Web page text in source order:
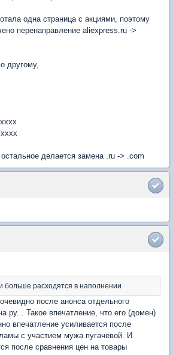
одна страница с акциями, поэтому
перенаправление aliexpress.ru ->
другому,
делается замена .ru -> .com
больше расходятся в наполнении
после анонса отдельного
ру... Такое впечатление, что его (домен)
впечатление усиливается после
с участием мужа пугачёвой. И
после сравнения цен на товары